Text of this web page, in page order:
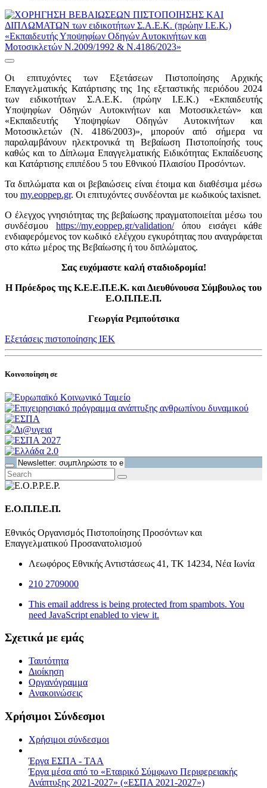
Οι επιτυχόντες των Εξετάσεων Πιστοποίησης Αρχικής
Επαγγελματικής Κατάρτισης της 1ης εξεταστικής περιόδου 2024
των ειδικοτήτων Σ.Α.Ε.Κ. (πρώην Ι.Ε.Κ.) «Εκπαιδευτής
Υποψηφίων Οδηγών Αυτοκινήτων και Μοτοσικλετών» και
«Εκπαιδευτής Υποψηφίων Οδηγών Αυτοκινήτων και
Μοτοσικλετών (Ν. 4186/2003)», μπορούν από σήμερα να
παραλαμβάνουν ηλεκτρονικά τη Βεβαίωση Πιστοποίησής τους
καθώς και το Δίπλωμα Επαγγελματικής Ειδικότητας Εκπαίδευσης
και Κατάρτισης επιπέδου 5 του Εθνικού Πλαισίου Προσόντων.
Τα διπλώματα και οι βεβαιώσεις είναι έτοιμα και διαθέσιμα μέσω
του my.eoppep.gr. Οι επιτυχόντες συνδέονται με κωδικούς taxisnet.
Ο έλεγχος γνησιότητας της βεβαίωσης πραγματοποιείται μέσω του
συνδέσμου https://my.eoppep.gr/validation/όπου εισάγει κάθε
ενδιαφερόμενος τον κωδικό ελέγχου εγκυρότητας που αναγράφεται
στο κάτω μέρος της Βεβαίωσης ή του διπλώματος.
Σας ευχόμαστε καλή σταδιοδρομία!
Η Πρόεδρος της Κ.Ε.Ε.Π.Ε.Κ. και Διευθύνουσα Σύμβουλος του
Ε.Ο.Π.Π.Ε.Π.
Γεωργία Ρεμπούτσικα
Εξετάσεις πιστοποίησης ΙΕΚ
Κοινοποίηση σε
Ε.Ο.Π.Π.Ε.Π.
Εθνικός Οργανισμός Πιστοποίησης Προσόντων και
Επαγγελματικού Προσανατολισμού
Λεωφόρος Εθνικής Αντιστάσεως 41, ΤΚ 14234, Νέα Ιωνία
210 2709000
This email address is being protected from spambots. You
need JavaScript enabled to view it.
Σχετικά με εμάς
Ταυτότητα
Διοίκηση
Οργανόγραμμα
Ανακοινώσεις
Χρήσιμοι Σύνδεσμοι
Χρήσιμοι σύνδεσμοι
Έργα ΕΣΠΑ - ΤΑΑ
Έργα μέσα από το «Εταιρικό Σύμφωνο Περιφερειακής
Ανάπτυξης 2021-2027» («ΕΣΠΑ 2021-2027»)